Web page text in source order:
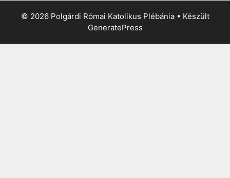
© 2026 Polgárdi Római Katolikus Plébánia• Készült
GeneratePress